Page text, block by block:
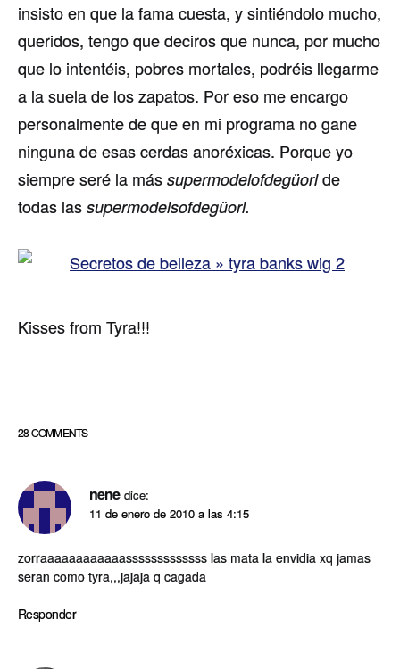
insisto en que la fama cuesta, y sintiéndolo mucho,
queridos, tengo que deciros que nunca, por mucho
que lo intentéis, pobres mortales, podréis llegarme
a la suela de los zapatos. Por eso me encargo
personalmente de que en mi programa no gane
ninguna de esas cerdas anoréxicas. Porque yo
siempre seré la más supermodelofdegüorlde
todas las supermodelsofdegüorl.
Kisses from Tyra!!!
28 COMMENTS
nene dice:
11 de enero de 2010 a las 4:15
zorraaaaaaaaaaaasssssssssssss las mata la envidia xq jamas
seran como tyra,,,jajaja q cagada
Responder